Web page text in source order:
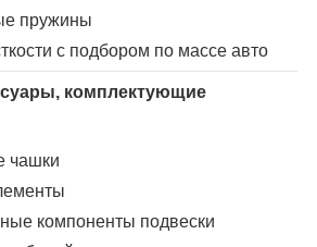
пружины
с подбором по массе авто
комплектующие
чашки
компоненты подвески